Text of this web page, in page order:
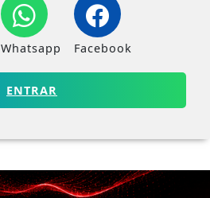
Whatsapp Facebook
ENTRAR